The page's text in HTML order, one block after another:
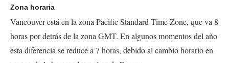
Zona horaria
Vancouver está en la zona Pacific Standard Time Zone, que va 8
horas por detrás de la zona GMT. En algunos momentos del año
esta diferencia se reduce a 7 horas, debido al cambio horario en